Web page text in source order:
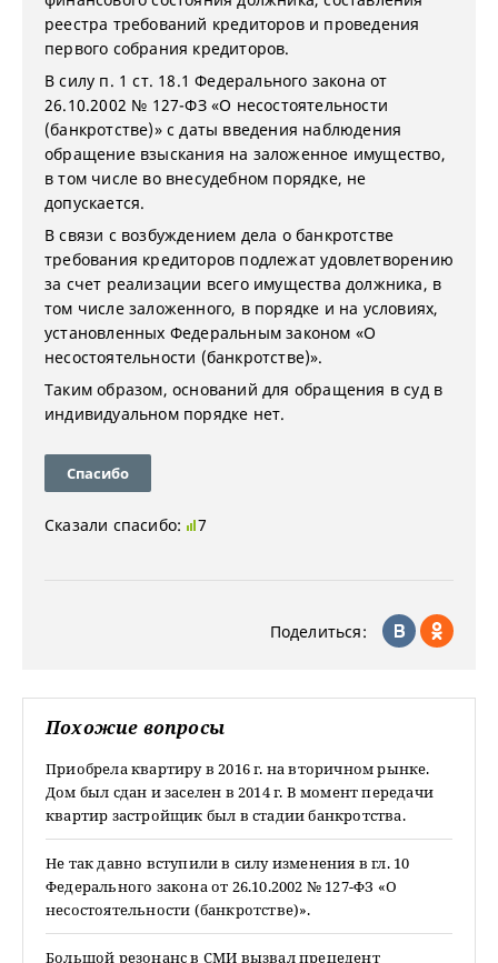
реестра требований кредиторов и проведения
первого собрания кредиторов.
В силу п. 1 ст. 18.1 Федерального закона от
26.10.2002 № 127-ФЗ «О несостоятельности
(банкротстве)» с даты введения наблюдения
обращение взыскания на заложенное имущество,
в том числе во внесудебном порядке, не
допускается.
В связи с возбуждением дела о банкротстве
требования кредиторов подлежат удовлетворению
за счет реализации всего имущества должника, в
том числе заложенного, в порядке и на условиях,
установленных Федеральным законом «О
несостоятельности (банкротстве)».
Таким образом, оснований для обращения в суд в
индивидуальном порядке нет.
Спасибо
Сказали спасибо: 7
Поделиться:
Похожие вопросы
Приобрела квартиру в 2016 г. на вторичном рынке.
Дом был сдан и заселен в 2014 г. В момент передачи
квартир застройщик был в стадии банкротства.
Не так давно вступили в силу изменения в гл. 10
Федерального закона от 26.10.2002 № 127-ФЗ «О
несостоятельности (банкротстве)».
Большой резонанс в СМИ вызвал прецедент